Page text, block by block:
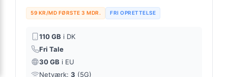
59 KR/MD FØRSTE 3 MDR. FRI OPRETTELSE
110 GB i DK
Fri Tale
30 GB i EU
Netværk: 3 (5G)